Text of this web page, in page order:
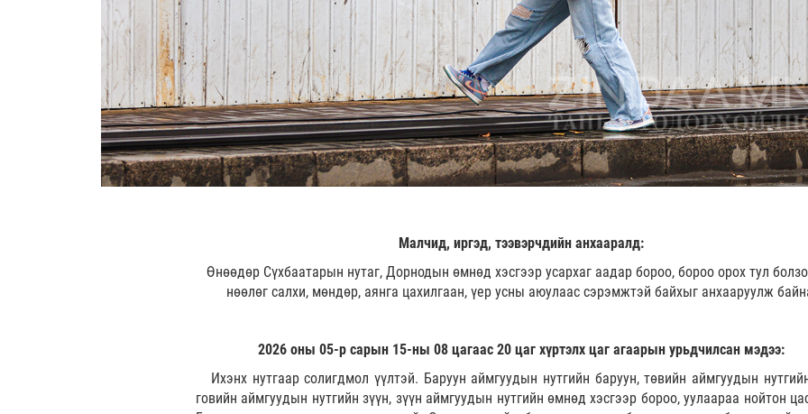
Малчид, иргэд, тээвэрчдийн анхааралд:
Өнөөдөр Сүхбаатарын нутаг, Дорнодын өмнөд хэсгээр усархаг аадар бороо, бороо орох тул
нөөлөг салхи, мөндөр, аянга цахилгаан, үер усны аюулаас сэрэмжтэй байхыг анхааруулж
2026 оны 05-р сарын 15-ны 08 цагаас 20 цаг хүртэлх цаг агаарын урьдчилсан мэдээ:
Ихэнх нутгаар солигдмол үүлтэй. Баруун аймгуудын нутгийн баруун, төвийн аймгуудын
говийн аймгуудын нутгийн зүүн, зүүн аймгуудын нутгийн өмнөд хэсгээр бороо, уулаараа нойтон